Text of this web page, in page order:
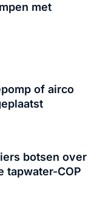
met
of airco
botsen over
tapwater-COP